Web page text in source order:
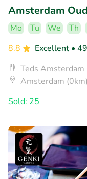
Amsterdam
Mo Tu We Th
8.8
Excellent •
Teds
Amsterdam (0km)
Sold: 25